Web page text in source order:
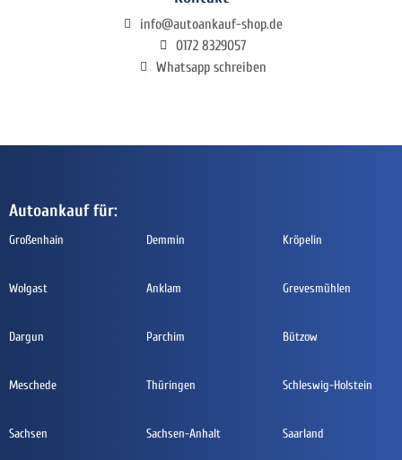
info@autoankauf-shop.de
0172 8329057
Whatsapp schreiben
Autoankauf für:
Großenhain Demmin Kröpelin
Wolgast Anklam Grevesmühlen
Dargun Parchim Bützow
Meschede Thüringen Schleswig-Holstein
Sachsen Sachsen-Anhalt Saarland